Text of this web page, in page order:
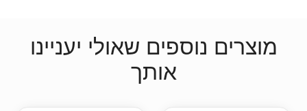
מוצרים נוספים שאולי יעניינו
אותך